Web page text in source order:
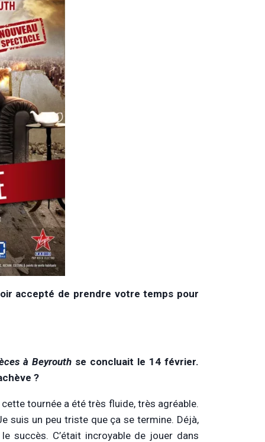
accepté de prendre votre temps pour
à Beyrouthse concluait le 14 février.
?
cette tournée a été très fluide, très agréable.
suis un peu triste que ça se termine. Déjà,
succès. C’était incroyable de jouer dans